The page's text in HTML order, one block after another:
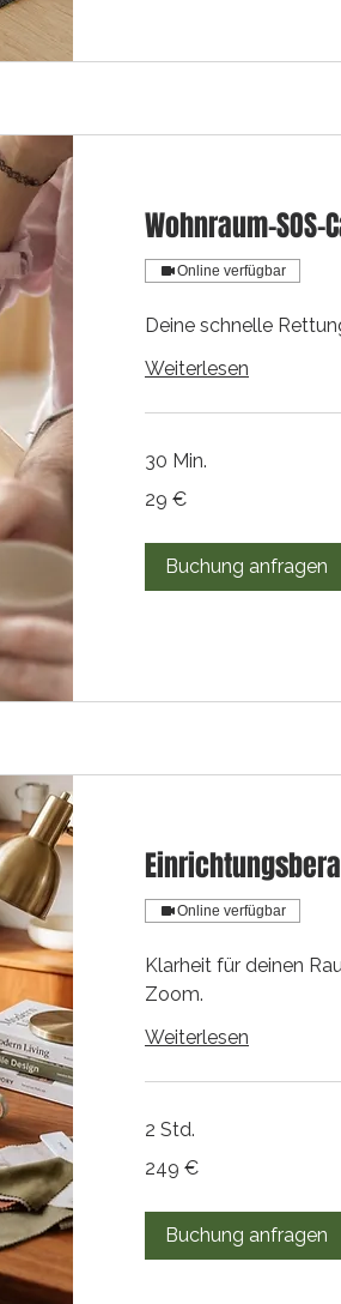
Wohnraum-SOS-
Online verfügbar
Deine schnelle
Weiterlesen
30 Min.
Euro
29 €
Buchung anfragen
Online verfügbar
Klarheit für deinen
Zoom.
Weiterlesen
2 Std.
Euro
249 €
Buchung anfragen